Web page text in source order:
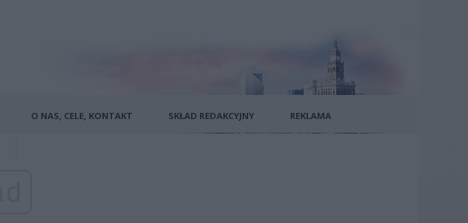
O NAS, CELE, KONTAKT SKŁAD REDAKCYJNY REKLAMA